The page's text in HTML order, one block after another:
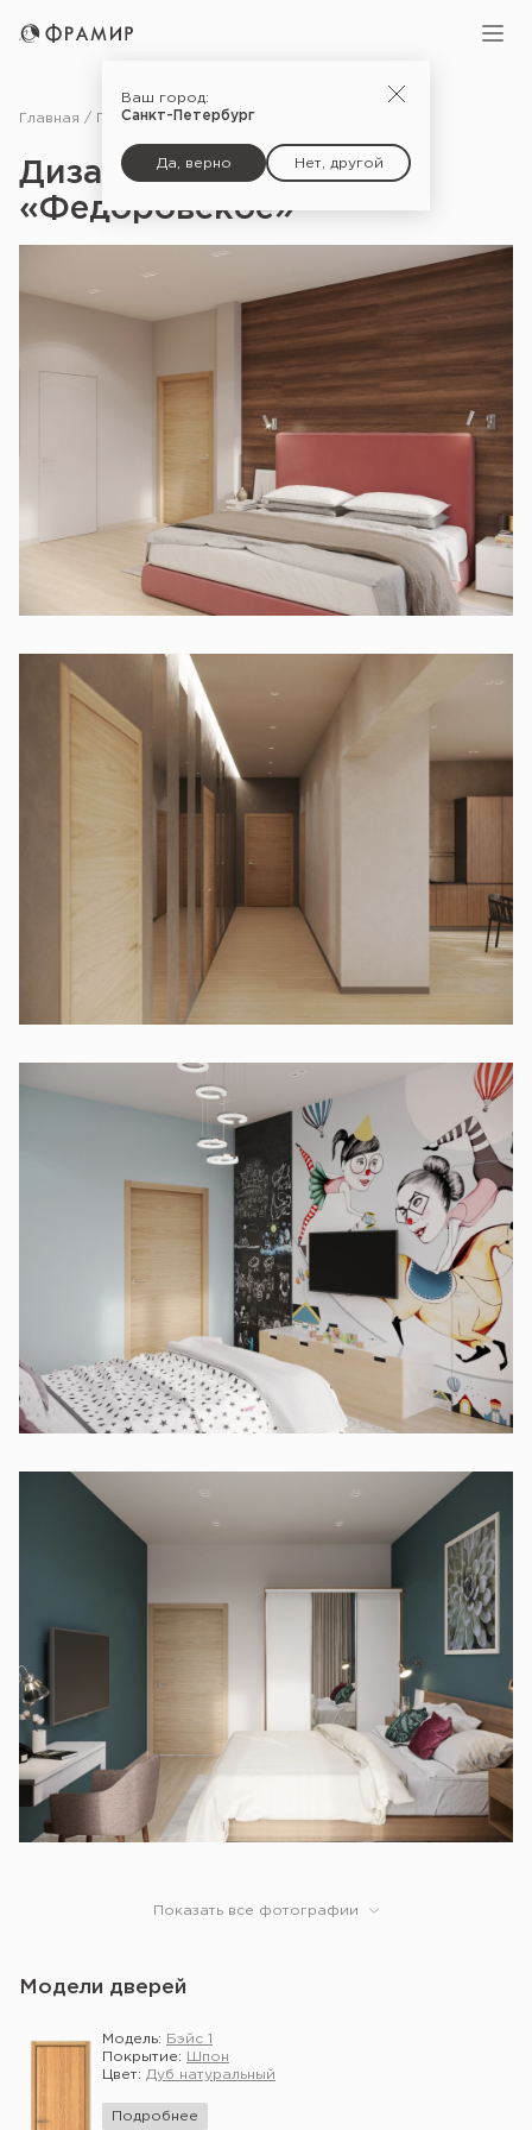
Ваш город:
Санкт-Петербург
Да, верно Нет, другой
Главная Портфолио
Дизайн-проект
«Федоровское»
Показать все фотографии
Модели дверей
Модель:
Бэйс 1
Покрытие:
Шпон
Цвет: Дуб натуральный
Подробнее